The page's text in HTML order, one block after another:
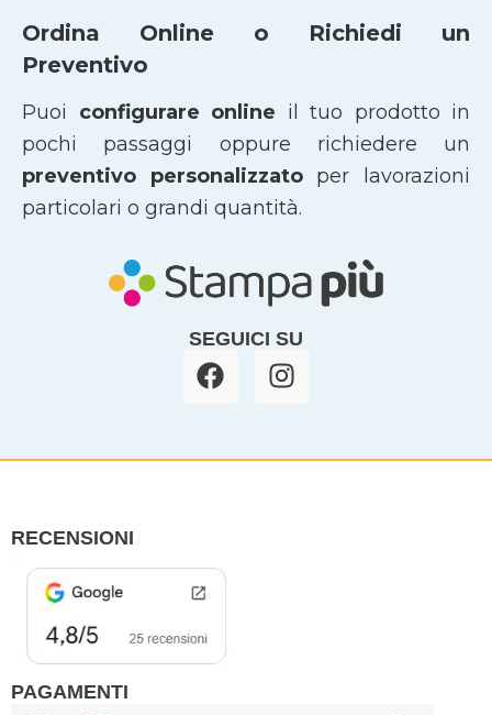
Ordina Online o Richiedi un
Preventivo
Puoi configurare online il tuo prodotto in
pochi passaggi oppure richiedere un
preventivo personalizzatoper lavorazioni
particolari o grandi quantità.
SEGUICI SU
F
a
b
I
n
a
RECENSIONI
PAGAMENTI